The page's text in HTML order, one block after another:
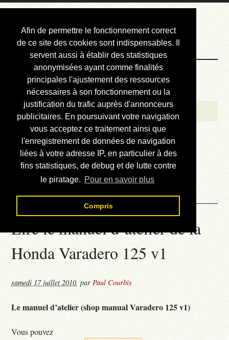
Afin de permettre le fonctionnement correct
de ce site des cookies sont indispensables. Il
servent aussi à établir des statistiques
anonymisées ayant comme finalités
principales l'ajustement des ressources
nécessaires à son fonctionnement ou la
justification du trafic auprès d'annonceurs
publicitaires. En poursuivant votre navigation
vous acceptez ce traitement ainsi que
l'enregistrement de données de navigation
liées à votre adresse IP, en particulier à des
fins statistiques, de debug et de lutte contre
le piratage. Pour en savoir plus
Compris
Courbis, « LE »
Blog Officiel
Bienvenue
Réalisations
Divers (et d’été)
Annonces
Liens externes
Téléchargement
Contact
Lire le manuel d’atelier de la
Honda Varadero 125 v1
samedi 17 juillet 2010,parPaul Courbis
Le manuel d’atelier (shop manual Varadero 125 v1)
Vous pouvez